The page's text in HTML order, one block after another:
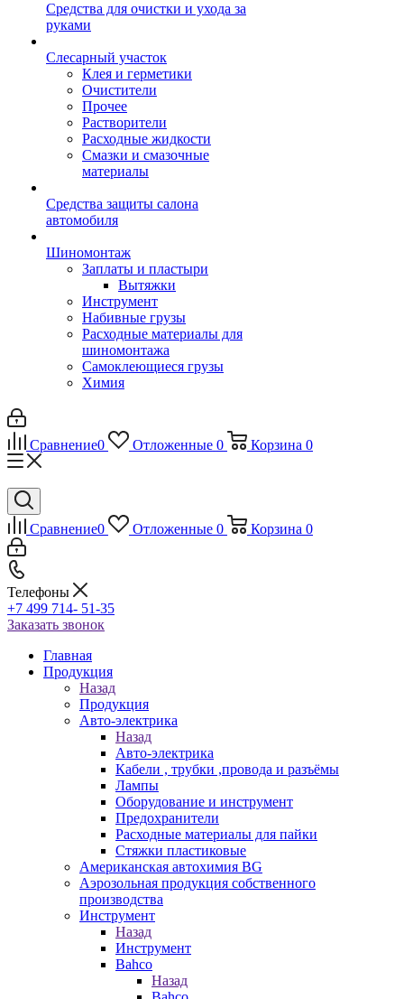
Средства для очистки и ухода за
руками
Слесарный участок
Клея и герметики
Очистители
Прочее
Растворители
Расходные жидкости
Смазки и смазочные
материалы
Средства защиты салона
автомобиля
Шиномонтаж
Заплаты и пластыри
Вытяжки
Инструмент
Набивные грузы
Расходные материалы для
шиномонтажа
Самоклеющиеся грузы
Химия
Сравнение0 Отложенные 0 Корзина 0
Сравнение0 Отложенные 0 Корзина 0
Телефоны
+7 499 714- 51-35
Заказать звонок
Главная
Продукция
Назад
Продукция
Авто-электрика
Назад
Авто-электрика
Кабели , трубки ,провода и разъёмы
Лампы
Оборудование и инструмент
Предохранители
Расходные материалы для пайки
Стяжки пластиковые
Американская автохимия BG
Аэрозольная продукция собственного
производства
Инструмент
Назад
Инструмент
Bahco
Назад